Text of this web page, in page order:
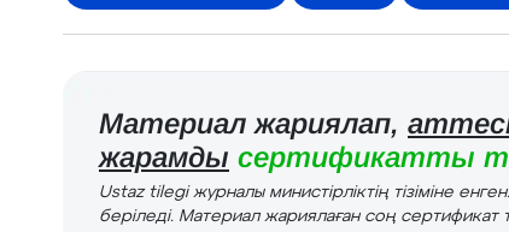
Материал жариялап,
жарамды сертификатты
Ustaz tilegi журналы министірліктің тізіміне
беріледі. Материал жариялаған соң сертификат